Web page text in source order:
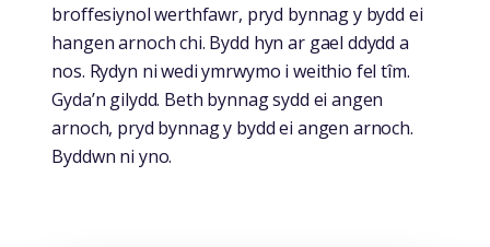
broffesiynol werthfawr, pryd bynnag y bydd ei
hangen arnoch chi. Bydd hyn ar gael ddydd a
nos. Rydyn ni wedi ymrwymo i weithio fel tîm.
Gyda’n gilydd. Beth bynnag sydd ei angen
arnoch, pryd bynnag y bydd ei angen arnoch.
Byddwn ni yno.